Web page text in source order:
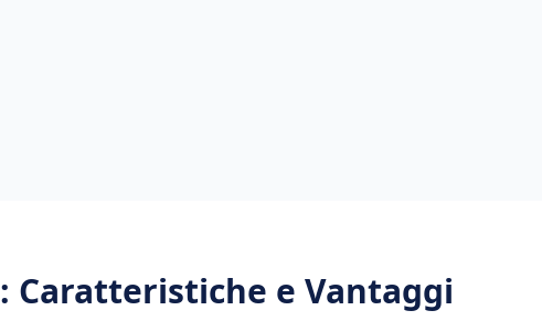
: Caratteristiche e Vantaggi